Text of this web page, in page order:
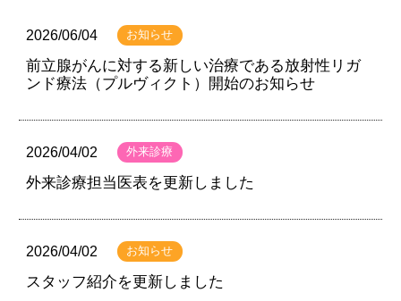
2026/06/04 お知らせ
前立腺がんに対する新しい治療である放射性リガ
ンド療法（プルヴィクト）開始のお知らせ
2026/04/02 外来診療
外来診療担当医表を更新しました
2026/04/02 お知らせ
スタッフ紹介を更新しました